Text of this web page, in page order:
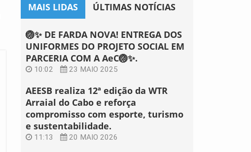
MAIS LIDAS ÚLTIMAS NOTÍCIAS
🏐✨ DE FARDA NOVA! ENTREGA DOS
UNIFORMES DO PROJETO SOCIAL EM
PARCERIA COM A AeC🏐✨.
10:02 23 MAIO 2025
AEESB realiza 12ª edição da WTR
Arraial do Cabo e reforça
compromisso com esporte, turismo
e sustentabilidade.
11:13 20 MAIO 2026